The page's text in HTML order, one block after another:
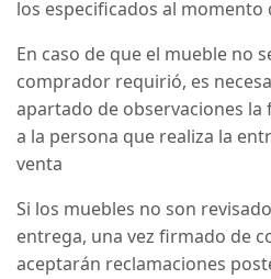
los especificados al momento
En caso de que el mueble no
comprador requirió, es
apartado de observaciones la
a la persona que realiza la
venta
Si los muebles no son
entrega, una vez firmado de
aceptarán reclamaciones